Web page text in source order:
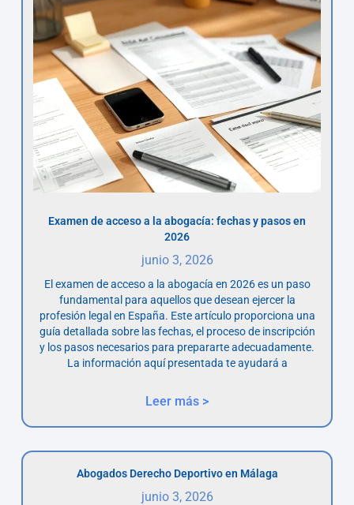
Examen de acceso a la abogacía: fechas y pasos en
2026
junio 3, 2026
El examen de acceso a la abogacía en 2026 es un paso
fundamental para aquellos que desean ejercer la
profesión legal en España. Este artículo proporciona una
guía detallada sobre las fechas, el proceso de inscripción
y los pasos necesarios para prepararte adecuadamente.
La información aquí presentada te ayudará a
Leer más >
Abogados Derecho Deportivo en Málaga
junio 3, 2026